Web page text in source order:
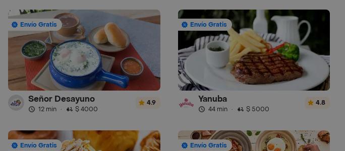
Envío Gratis
Señor Desayuno
12 min · $ 4000
4.9
Envío Gratis
Yanuba
44 min · $ 5000
4.8
Envío Gratis Envío Gratis